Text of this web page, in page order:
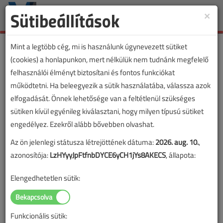
Toggle
Lapszám:
TARTALOM
Energetika
A kapacitáshiány és a
megújulók
2021/5. lapszám|
×
Sütibeállítások
Mint a legtöbb cég, mi is használunk úgynevezett sütiket
(cookies) a honlapunkon, mert nélkülük nem tudnánk megfelelő
felhasználói élményt biztosítani és fontos funkciókat
működtetni. Ha beleegyezik a sütik használatába, válassza azok
elfogadását. Önnek lehetősége van a feltétlenül szükséges
sütiken kívül egyénileg kiválasztani, hogy milyen típusú sütiket
engedélyez. Ezekről alább bővebben olvashat.
Az ön jelenlegi státusza létrejöttének dátuma:2026. aug. 10.,
azonosítója:LzHYyyJpFtfnbDYCE6yCH1jYs8AKECS, állapota:
Elengedhetetlen sütik:
Funkcionális sütik: